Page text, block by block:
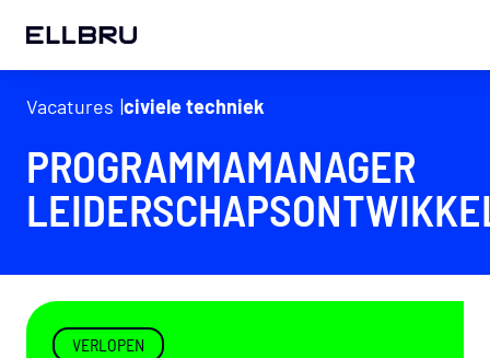
ELLBRU
Vacatures civiele techniek
PROGRAMMAMANAGER
VERLOPEN